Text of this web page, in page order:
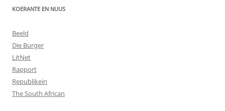
KOERANTE EN NUUS
Beeld
Die Burger
LitNet
Rapport
Republikein
The South African